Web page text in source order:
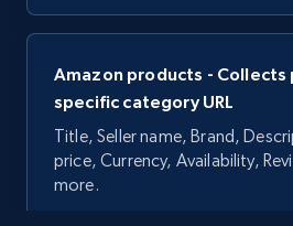
Amazon products - Collects
specific category URL
Title, Seller name, Brand,
price, Currency, Availability,
more.